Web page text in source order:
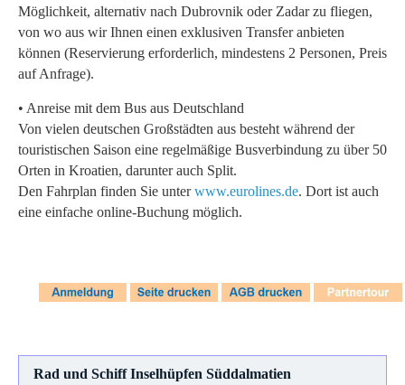
Möglichkeit, alternativ nach Dubrovnik oder Zadar zu fliegen,
von wo aus wir Ihnen einen exklusiven Transfer anbieten
können (Reservierung erforderlich, mindestens 2 Personen, Preis
auf Anfrage).
• Anreise mit dem Bus aus Deutschland
Von vielen deutschen Großstädten aus besteht während der
touristischen Saison eine regelmäßige Busverbindung zu über 50
Orten in Kroatien, darunter auch Split.
Den Fahrplan finden Sie unterwww.eurolines.de. Dort ist auch
eine einfache online-Buchung möglich.
Rad und SchiffInselhüpfen Süddalmatien